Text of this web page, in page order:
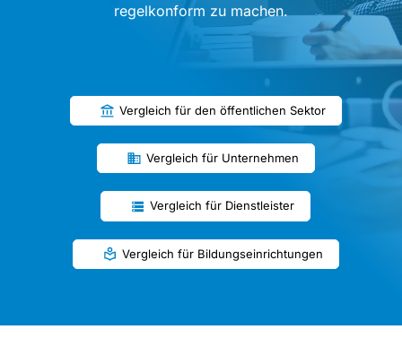
regelkonform zu machen.
Vergleich für den öffentlichen Sektor
Vergleich für Unternehmen
Vergleich für Dienstleister
Vergleich für Bildungseinrichtungen